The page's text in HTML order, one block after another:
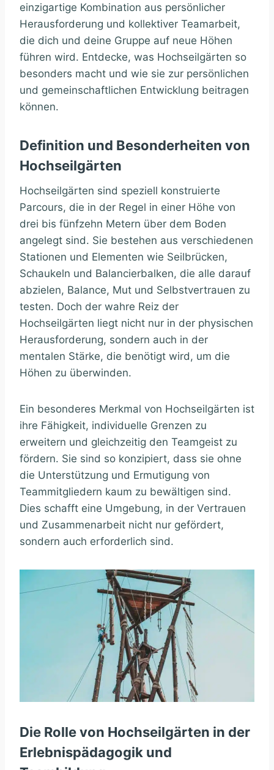
einzigartige Kombination aus persönlicher
Herausforderung und kollektiver Teamarbeit,
die dich und deine Gruppe auf neue Höhen
führen wird. Entdecke, was Hochseilgärten so
besonders macht und wie sie zur persönlichen
und gemeinschaftlichen Entwicklung beitragen
können.
Definition und Besonderheiten von
Hochseilgärten
Hochseilgärten sind speziell konstruierte
Parcours, die in der Regel in einer Höhe von
drei bis fünfzehn Metern über dem Boden
angelegt sind. Sie bestehen aus verschiedenen
Stationen und Elementen wie Seilbrücken,
Schaukeln und Balancierbalken, die alle darauf
abzielen, Balance, Mut und Selbstvertrauen zu
testen. Doch der wahre Reiz der
Hochseilgärten liegt nicht nur in der physischen
Herausforderung, sondern auch in der
mentalen Stärke, die benötigt wird, um die
Höhen zu überwinden.
Ein besonderes Merkmal von Hochseilgärten ist
ihre Fähigkeit, individuelle Grenzen zu
erweitern und gleichzeitig den Teamgeist zu
fördern. Sie sind so konzipiert, dass sie ohne
die Unterstützung und Ermutigung von
Teammitgliedern kaum zu bewältigen sind.
Dies schafft eine Umgebung, in der Vertrauen
und Zusammenarbeit nicht nur gefördert,
sondern auch erforderlich sind.
Die Rolle von Hochseilgärten in der
Erlebnispädagogik und